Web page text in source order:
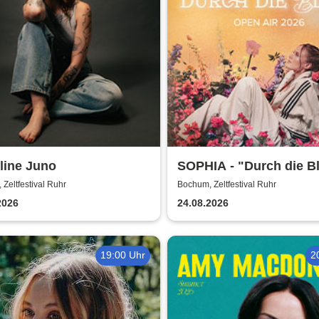
Juno
Zeltfestival Ruhr
SOPHIA - "Durch die
Open Air Tour 2026
Bochum, Zeltfestival Ruhr
24.08.2026
19:00 Uhr